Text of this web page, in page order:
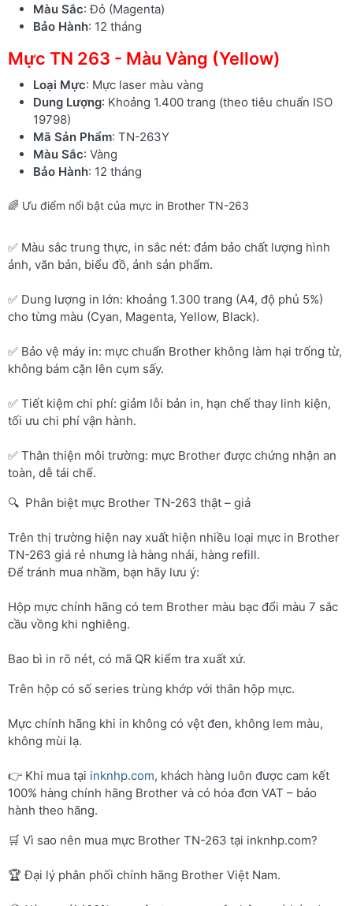
Màu Sắc: Đỏ (Magenta)
Bảo Hành: 12 tháng
Mực TN 263 - Màu Vàng (Yellow)
Loại Mực: Mực laser màu vàng
Dung Lượng: Khoảng 1.400 trang (theo tiêu chuẩn ISO
19798)
Mã Sản Phẩm: TN-263Y
Màu Sắc: Vàng
Bảo Hành: 12 tháng
🌈 Ưu điểm nổi bật của mực in Brother TN-263
✅ Màu sắc trung thực, in sắc nét: đảm bảo chất lượng hình
ảnh, văn bản, biểu đồ, ảnh sản phẩm.
✅ Dung lượng in lớn: khoảng 1.300 trang (A4, độ phủ 5%)
cho từng màu (Cyan, Magenta, Yellow, Black).
✅ Bảo vệ máy in: mực chuẩn Brother không làm hại trống từ,
không bám cặn lên cụm sấy.
✅ Tiết kiệm chi phí: giảm lỗi bản in, hạn chế thay linh kiện,
tối ưu chi phí vận hành.
✅ Thân thiện môi trường: mực Brother được chứng nhận an
toàn, dễ tái chế.
🔍 Phân biệt mực Brother TN-263 thật – giả
Trên thị trường hiện nay xuất hiện nhiều loại mực in Brother
TN-263 giá rẻ nhưng là hàng nhái, hàng refill.
Để tránh mua nhầm, bạn hãy lưu ý:
Hộp mực chính hãng có tem Brother màu bạc đổi màu 7 sắc
cầu vồng khi nghiêng.
Bao bì in rõ nét, có mã QR kiểm tra xuất xứ.
Trên hộp có số series trùng khớp với thân hộp mực.
Mực chính hãng khi in không có vệt đen, không lem màu,
không mùi lạ.
👉 Khi mua tại inknhp.com, khách hàng luôn được cam kết
100% hàng chính hãng Brother và có hóa đơn VAT – bảo
hành theo hãng.
🛒 Vì sao nên mua mực Brother TN-263 tại inknhp.com?
🏆 Đại lý phân phối chính hãng Brother Việt Nam.